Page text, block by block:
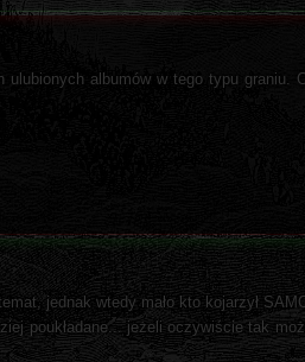
ulubionych albumów w tego typu graniu.
jednak wtedy mało kto kojarzył
poukładane... jeżeli oczywiście tak